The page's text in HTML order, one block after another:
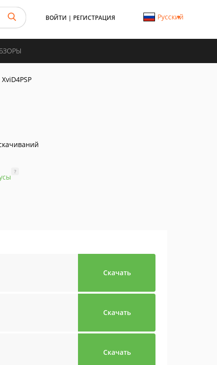
ВОЙТИ | РЕГИСТРАЦИЯ Русский
XviD4PSP
?
Скачать
Скачать
Скачать